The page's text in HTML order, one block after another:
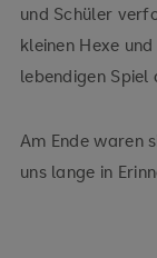
und Schüler
kleinen Hexe
lebendigen Spiel
Am Ende waren
uns lange in